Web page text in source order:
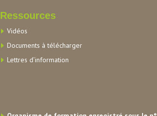
Ressources
Vidéos
Documents à télécharger
Lettres d’information